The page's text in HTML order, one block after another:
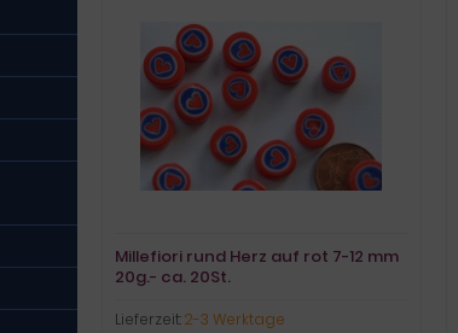
Millefiori rund Herz auf rot 7-12 mm
20g.- ca. 20St.
Lieferzeit:2-3 Werktage